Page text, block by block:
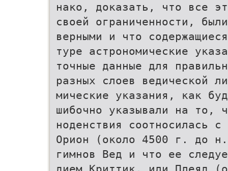
нако, доказать, что все
своей ограниченности,
верными и что
туре астрономические
точные данные для
разных слоев ведической
мические указания, как
шибочно указывали на то,
ноденствия соотносилась
Орион (около 4500 г. до
гимнов Вед и что ее